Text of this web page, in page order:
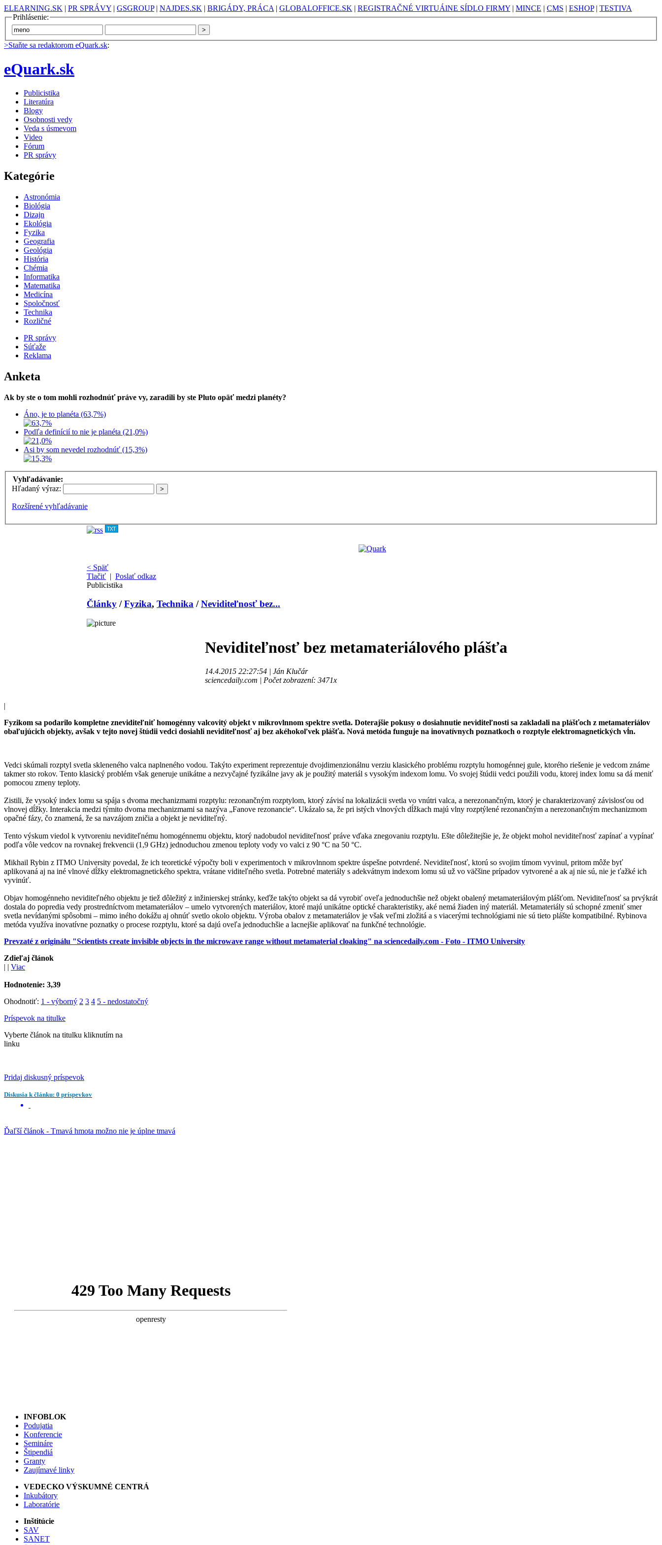
ELEARNING.SK | PR SPRÁVY | GSGROUP| NAJDES.SK | BRIGÁDY, PRÁCA | GLOBALOFFICE.SK | REGISTRAČNÉ VIRTUÁlNE SÍDLO FIRMY | MINCE | CMS | ESHOP| TESTIVA
Prihlásenie:
>Staňte sa redaktorom eQuark.sk:
eQuark.sk
Publicistika
Literatúra
Blogy
Osobnosti vedy
Veda s úsmevom
Video
Fórum
PR správy
Kategórie
Astronómia
Biológia
Dizajn
Ekológia
Fyzika
Geografia
Geológia
História
Chémia
Informatika
Matematika
Medicína
Spoločnosť
Technika
Rozličné
PR správy
Súťaže
Reklama
Anketa
Ak by ste o tom mohli rozhodnúť práve vy, zaradili by ste Pluto opäť medzi planéty?
Áno, je to planéta (63,7%)
Podľa definícií to nie je planéta (21,0%)
Asi by som nevedel rozhodnúť (15,3%)
Vyhľadávanie:
Hľadaný výraz:
Rozšírené vyhľadávanie
< Späť
Tlačiť | Poslať odkaz
Publicistika
Články /Fyzika, Technika /Neviditeľnosť bez...
Neviditeľnosť bez metamateriálového plášťa
14.4.2015 22:27:54 | Ján Klučár
sciencedaily.com | Počet zobrazení: 3471x
|
Fyzikom sa podarilo kompletne zneviditeľniť homogénny valcovitý objekt v mikrovlnnom spektre svetla. Doterajšie pokusy o dosiahnutie neviditeľnosti sa zakladali na plášťoch z metamateriálov
obaľujúcich objekty, avšak v tejto novej štúdii vedci dosiahli neviditeľnosť aj bez akéhokoľvek plášťa. Nová metóda funguje na inovatívnych poznatkoch o rozptyle elektromagnetických vĺn.
Vedci skúmali rozptyl svetla skleneného valca naplneného vodou. Takýto experiment reprezentuje dvojdimenzionálnu verziu klasického problému rozptylu homogénnej gule, ktorého riešenie je vedcom známe
takmer sto rokov. Tento klasický problém však generuje unikátne a nezvyčajné fyzikálne javy ak je použitý materiál s vysokým indexom lomu. Vo svojej štúdii vedci použili vodu, ktorej index lomu sa dá meniť
pomocou zmeny teploty.
Zistili, že vysoký index lomu sa spája s dvoma mechanizmami rozptylu: rezonančným rozptylom, ktorý závisí na lokalizácii svetla vo vnútri valca, a nerezonančným, ktorý je charakterizovaný závislosťou od
vlnovej dĺžky. Interakcia medzi týmito dvoma mechanizmami sa nazýva „Fanove rezonancie“. Ukázalo sa, že pri istých vlnových dĺžkach majú vlny rozptýlené rezonančným a nerezonančným mechanizmom
opačné fázy, čo znamená, že sa navzájom zničia a objekt je neviditeľný.
Tento výskum viedol k vytvoreniu neviditeľnému homogénnemu objektu, ktorý nadobudol neviditeľnosť práve vďaka znegovaniu rozptylu. Ešte dôležitejšie je, že objekt mohol neviditeľnosť zapínať a vypínať
podľa vôle vedcov na rovnakej frekvencii (1,9 GHz) jednoduchou zmenou teploty vody vo valci z 90 °C na 50 °C.
Mikhail Rybin z ITMO University povedal, že ich teoretické výpočty boli v experimentoch v mikrovlnnom spektre úspešne potvrdené. Neviditeľnosť, ktorú so svojim tímom vyvinul, pritom môže byť
aplikovaná aj na iné vlnové dĺžky elektromagnetického spektra, vrátane viditeľného svetla. Potrebné materiály s adekvátnym indexom lomu sú už vo väčšine prípadov vytvorené a ak aj nie sú, nie je ťažké ich
vyvinúť.
Objav homogénneho neviditeľného objektu je tiež dôležitý z inžinierskej stránky, keďže takýto objekt sa dá vyrobiť oveľa jednoduchšie než objekt obalený metamateriálovým plášťom. Neviditeľnosť sa prvýkrát
dostala do popredia vedy prostredníctvom metamateriálov – umelo vytvorených materiálov, ktoré majú unikátne optické charakteristiky, aké nemá žiaden iný materiál. Metamateriály sú schopné zmeniť smer
svetla nevídanými spôsobmi – mimo iného dokážu aj ohnúť svetlo okolo objektu. Výroba obalov z metamateriálov je však veľmi zložitá a s viacerými technológiami nie sú tieto plášte kompatibilné. Rybinova
metóda využíva inovatívne poznatky o procese rozptylu, ktoré sa dajú oveľa jednoduchšie a lacnejšie aplikovať na funkčné technológie.
Prevzaté z originálu "Scientists create invisible objects in the microwave range without metamaterial cloaking" na sciencedaily.com - Foto - ITMO University
Zdieľaj článok
| | Viac
Hodnotenie: 3,39
Ohodnotiť: 1 - výborný 2 3 4 5 - nedostatočný
Príspevok na titulke
Vyberte článok na titulku kliknutím na
linku
Pridaj diskusný príspevok
Diskusia k článku: 0 príspevkov
Ďaľší článok - Tmavá hmota možno nie je úplne tmavá
INFOBLOK
Podujatia
Konferencie
Semináre
Štipendiá
Granty
Zaujímavé linky
VEDECKO VÝSKUMNÉ CENTRÁ
Inkubátory
Laboratórie
Inštitúcie
SAV
SANET